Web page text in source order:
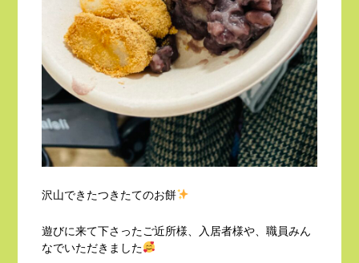
沢山できたつきたてのお餅
遊びに来て下さったご近所様、入居者様や、職員みん
なでいただきました